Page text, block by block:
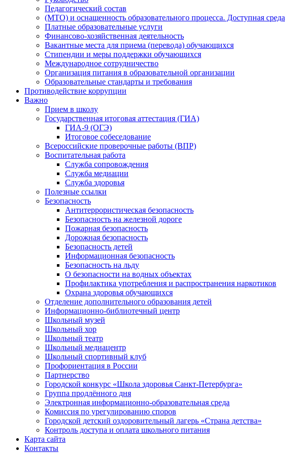
Педагогический состав
(МТО) и оснащенность образовательного процесса. Доступная среда
Платные образовательные услуги
Финансово-хозяйственная деятельность
Вакантные места для приема (перевода) обучающихся
Стипендии и меры поддержки обучающихся
Международное сотрудничество
Организация питания в образовательной организации
Образовательные стандарты и требования
Противодействие коррупции
Важно
Прием в школу
Государственная итоговая аттестация (ГИА)
ГИА-9 (ОГЭ)
Итоговое собеседование
Всероссийские проверочные работы (ВПР)
Воспитательная работа
Служба сопровождения
Служба медиации
Служба здоровья
Полезные ссылки
Безопасность
Антитеррористическая безопасность
Безопасность на железной дороге
Пожарная безопасность
Дорожная безопасность
Безопасность детей
Информационная безопасность
Безопасность на льду
О безопасности на водных объектах
Профилактика употребления и распространения наркотиков
Охрана здоровья обучающихся
Отделение дополнительного образования детей
Информационно-библиотечный центр
Школьный музей
Школьный хор
Школьный театр
Школьный медиацентр
Школьный спортивный клуб
Профориентация в России
Партнерство
Городской конкурс «Школа здоровья Санкт-Петербурга»
Группа продлённого дня
Электронная информационно-образовательная среда
Комиссия по урегулированию споров
Городской детский оздоровительный лагерь «Страна детства»
Контроль доступа и оплата школьного питания
Карта сайта
Контакты